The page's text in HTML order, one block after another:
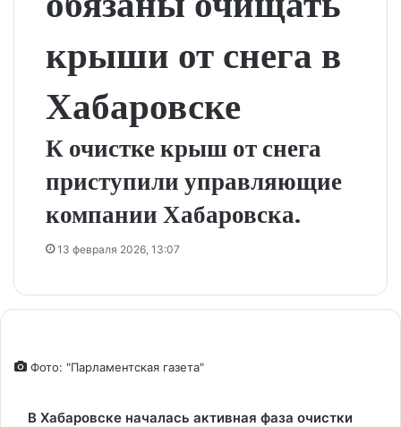
крыши от снега в
Хабаровске
К очистке крыш от снега
приступили управляющие
компании Хабаровска.
13 февраля 2026, 13:07
Фото: "Парламентская газета"
В Хабаровске началась активная фаза очистки